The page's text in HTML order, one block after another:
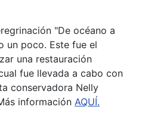
"De océano a
un poco. Este fue el
una restauración
fue llevada a cabo con
conservadora Nelly
información AQUÍ.